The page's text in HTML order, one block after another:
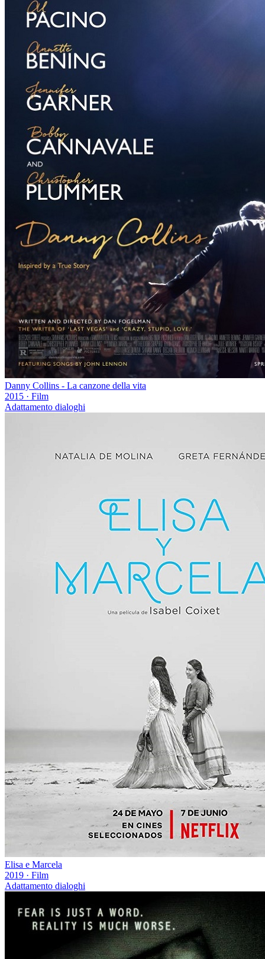
Danny Collins - La canzone della vita
2015 · Film
Adattamento dialoghi
Elisa e Marcela
2019 · Film
Adattamento dialoghi